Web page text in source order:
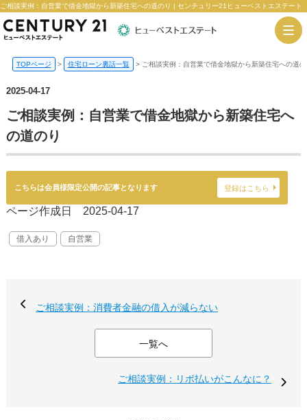
ご相談実例：自営業で借金地獄から新築住宅への道のり | センチュリー21ヒューベストエステート
TOPページ > 住宅ローン裏話一覧 > ご相談実例：自営業で借金地獄から新築住宅への道
2025-04-17
ご相談実例：自営業で借金地獄から新築住宅へ
の道のり
こちらは会員様限定公開の記事となります 登録はこちら
ページ作成日 2025-04-17
借入あり 自営業
ご相談実例：消費者金融の借入が減らない
一覧へ
ご相談実例：リボ払いがこんなに？